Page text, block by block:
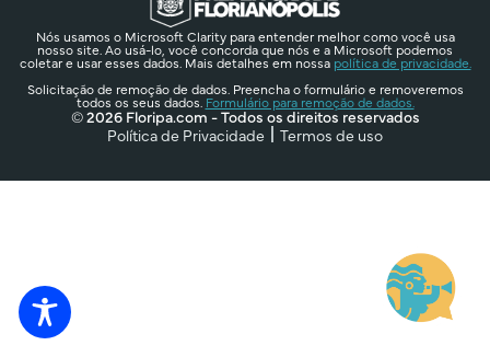
Nós usamos o Microsoft Clarity para entender melhor como você usa
nosso site. Ao usá-lo, você concorda que nós e a Microsoft podemos
coletar e usar esses dados. Mais detalhes em nossa política de privacidade.
Solicitação de remoção de dados. Preencha o formulário e removeremos
todos os seus dados. Formulário para remoção de dados.
© 2026 Floripa.com - Todos os direitos reservados
Política de Privacidade
Termos de uso